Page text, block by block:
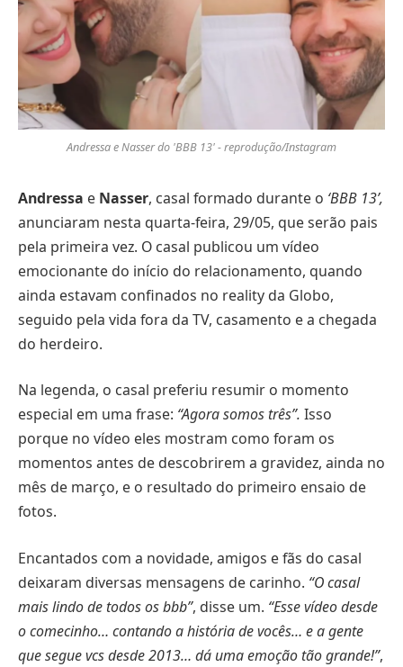
Andressa e Nasser do 'BBB 13' - reprodução/Instagram
Andressa e Nasser, casal formado durante o ‘BBB 13’,
anunciaram nesta quarta-feira, 29/05, que serão pais
pela primeira vez. O casal publicou um vídeo
emocionante do início do relacionamento, quando
ainda estavam confinados no reality da Globo,
seguido pela vida fora da TV, casamento e a chegada
do herdeiro.
Na legenda, o casal preferiu resumir o momento
especial em uma frase: “Agora somos três”. Isso
porque no vídeo eles mostram como foram os
momentos antes de descobrirem a gravidez, ainda no
mês de março, e o resultado do primeiro ensaio de
fotos.
Encantados com a novidade, amigos e fãs do casal
deixaram diversas mensagens de carinho. “O casal
mais lindo de todos os bbb”, disse um. “Esse vídeo desde
o comecinho… contando a história de vocês… e a gente
que segue vcs desde 2013… dá uma emoção tão grande!”,